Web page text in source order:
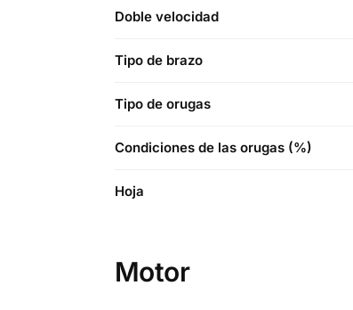
Doble velocidad
Tipo de brazo
Tipo de orugas
Condiciones de las orugas (%)
Hoja
Motor